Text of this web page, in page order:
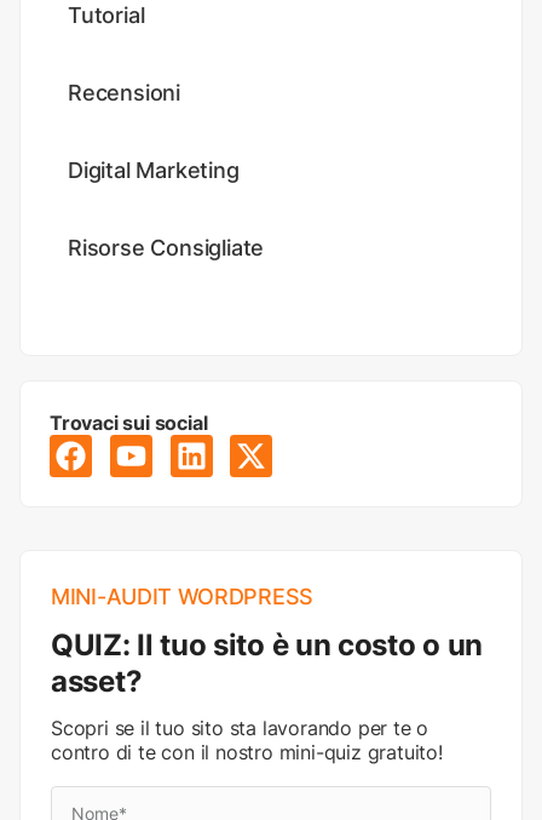
Tutorial
Recensioni
Digital Marketing
Risorse Consigliate
Trovaci sui social
MINI-AUDIT WORDPRESS
QUIZ: Il tuo sito è un costo o un
asset?
Scopri se il tuo sito sta lavorando per te o
contro di te con il nostro mini-quiz gratuito!